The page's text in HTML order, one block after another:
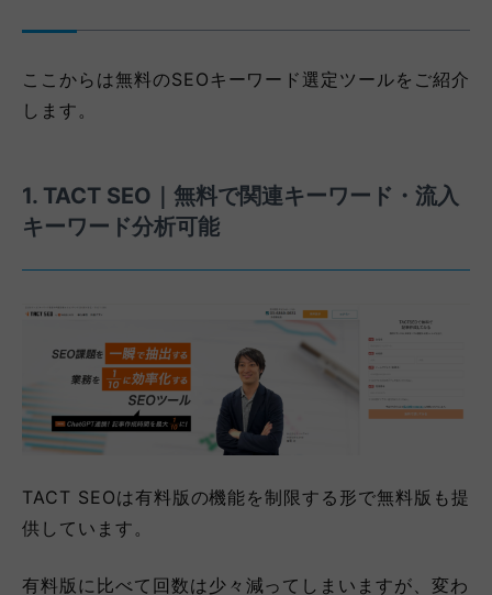
ここからは無料のSEOキーワード選定ツールをご紹介
します。
1. TACT SEO｜無料で関連キーワード・流入
キーワード分析可能
TACT SEOは有料版の機能を制限する形で無料版も提
供しています。
有料版に比べて回数は少々減ってしまいますが、変わ